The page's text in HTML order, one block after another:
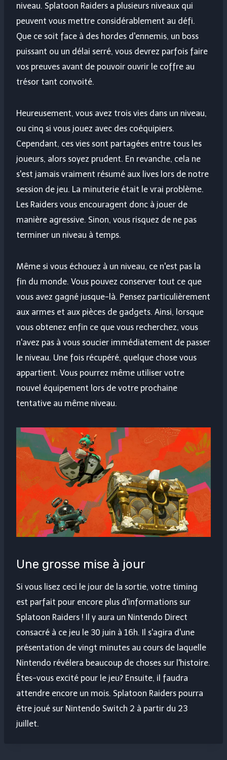
niveau. Splatoon Raiders a plusieurs niveaux qui
peuvent vous mettre considérablement au défi.
Que ce soit face à des hordes d'ennemis, un boss
puissant ou un délai serré, vous devrez parfois faire
vos preuves avant de pouvoir ouvrir le coffre au
trésor tant convoité.
Heureusement, vous avez trois vies dans un niveau,
ou cinq si vous jouez avec des coéquipiers.
Cependant, ces vies sont partagées entre tous les
joueurs, alors soyez prudent. En revanche, cela ne
s'est jamais vraiment résumé aux lives lors de notre
session de jeu. La minuterie était le vrai problème.
Les Raiders vous encouragent donc à jouer de
manière agressive. Sinon, vous risquez de ne pas
terminer un niveau à temps.
Même si vous échouez à un niveau, ce n'est pas la
fin du monde. Vous pouvez conserver tout ce que
vous avez gagné jusque-là. Pensez particulièrement
aux armes et aux pièces de gadgets. Ainsi, lorsque
vous obtenez enfin ce que vous recherchez, vous
n'avez pas à vous soucier immédiatement de passer
le niveau. Une fois récupéré, quelque chose vous
appartient. Vous pourrez même utiliser votre
nouvel équipement lors de votre prochaine
tentative au même niveau.
Une grosse mise à jour
Si vous lisez ceci le jour de la sortie, votre timing
est parfait pour encore plus d'informations sur
Splatoon Raiders ! Il y aura un Nintendo Direct
consacré à ce jeu le 30 juin à 16h. Il s'agira d'une
présentation de vingt minutes au cours de laquelle
Nintendo révélera beaucoup de choses sur l'histoire.
Êtes-vous excité pour le jeu? Ensuite, il faudra
attendre encore un mois. Splatoon Raiders pourra
être joué sur Nintendo Switch 2 à partir du 23
juillet.